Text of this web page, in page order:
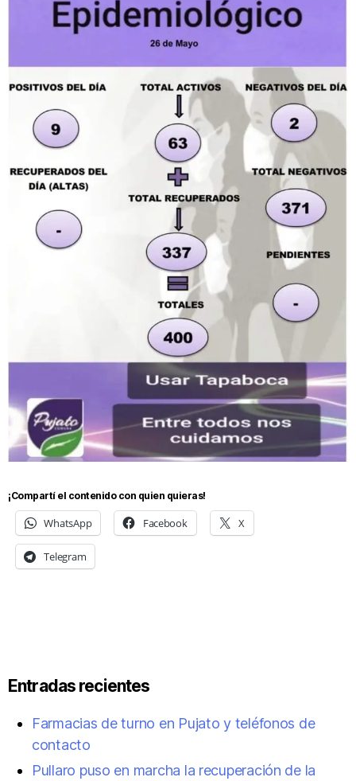
¡Compartí el contenido con quien quieras!
WhatsApp Facebook X
Telegram
Entradas recientes
Farmacias de turno en Pujato y teléfonos de
contacto
Pullaro puso en marcha la recuperación de la